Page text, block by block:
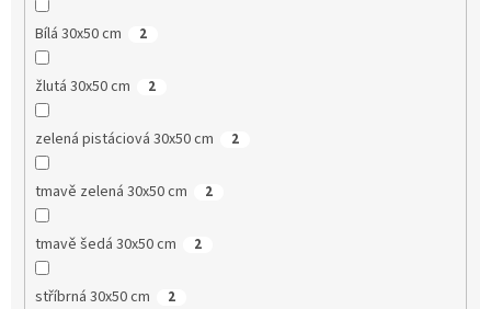
Bílá 30x50 cm 2
žlutá 30x50 cm 2
zelená pistáciová 30x50 cm 2
tmavě zelená 30x50 cm 2
tmavě šedá 30x50 cm 2
stříbrná 30x50 cm 2